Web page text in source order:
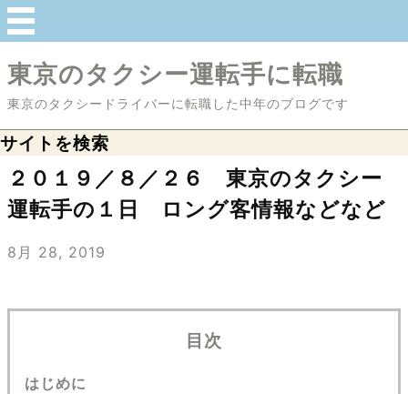
東京のタクシー運転手に転職
東京のタクシードライバーに転職した中年のブログです
サイトを検索
２０１９／８／２６ 東京のタクシー
運転手の１日 ロング客情報などなど
8月 28, 2019
目次
はじめに